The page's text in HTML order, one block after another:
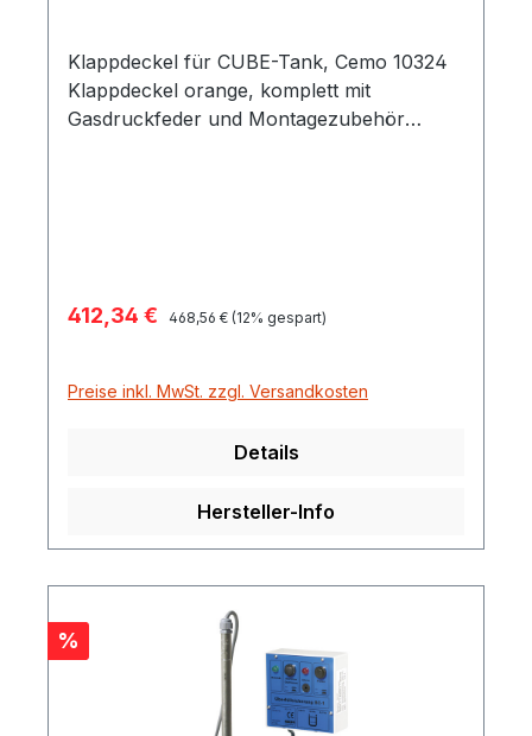
Klappdeckel für CUBE-Tank, Cemo 10324
Klappdeckel orange, komplett mit
Gasdruckfeder und Montagezubehör
Verkaufspreis:
412,34 € Regulärer Preis:
468,56 € (12% gespart)
Preise inkl. MwSt. zzgl. Versandkosten
Details
Hersteller-Info
Rabatt
%